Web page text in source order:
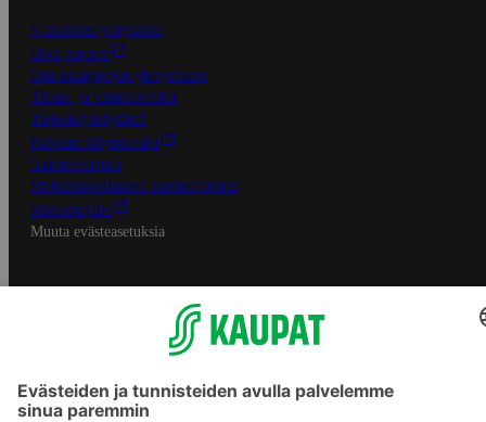
S-Business yrityksille
Oiva-raportit
Osuuskauppojen yhteystiedot
Tilaus- ja toimitusehdot
Tietosuojakäytäntö
Palvelun käyttöehdot
Saavutettavuus
Mobiilisovelluksen saavutettavuus
Mainostajalle
Muuta evästeasetuksia
S-ryhmän palvelut
Asiakasomistajuus